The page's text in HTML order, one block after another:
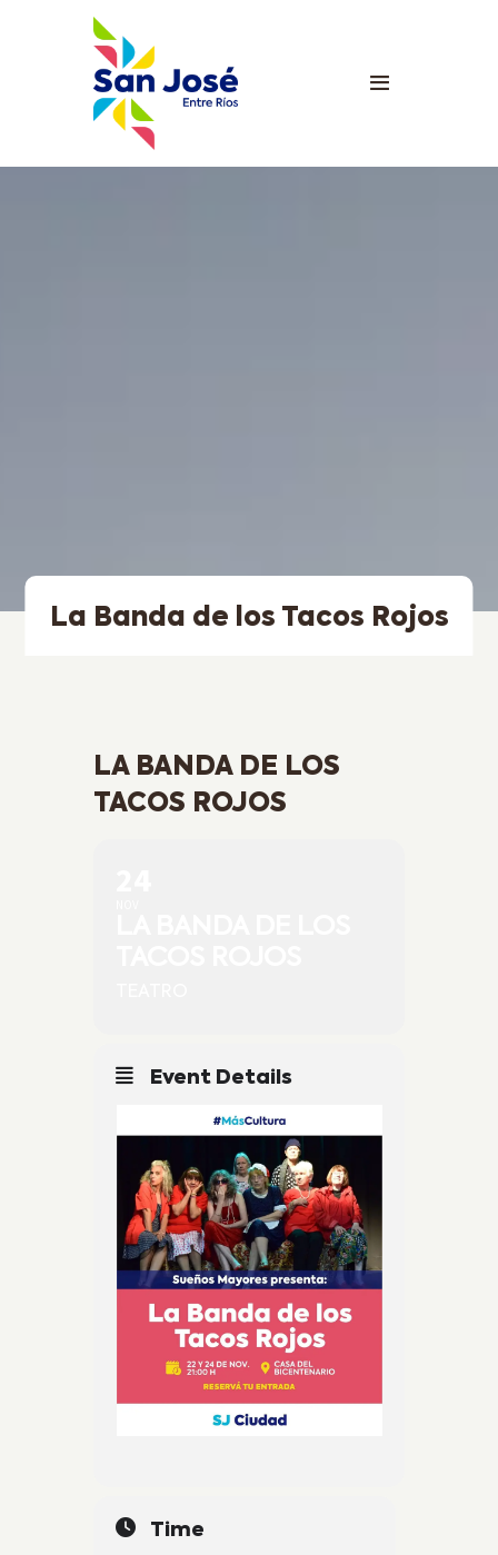
La Banda de los Tacos Rojos
LA BANDA DE LOS
TACOS ROJOS
Event Details
Time